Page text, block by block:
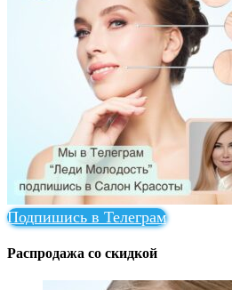
Подпишись в Телеграм
Распродажа со скидкой